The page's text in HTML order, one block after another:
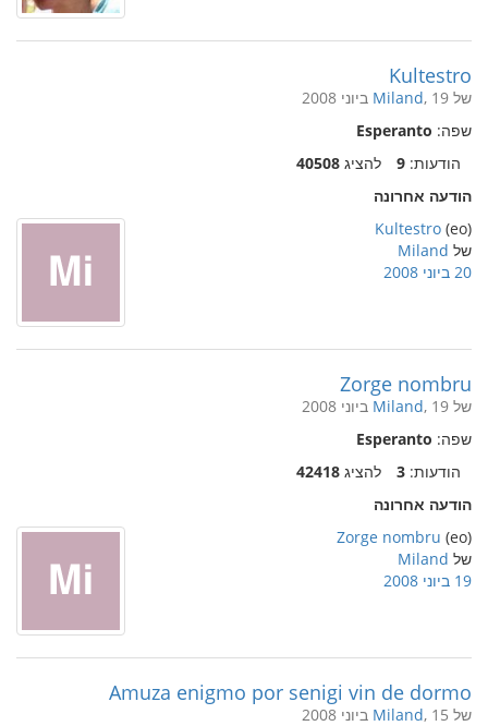
Kultestro
של Miland, 19 ביוני 2008
שפה: Esperanto
הודעות: 9 להציג 40508
הודעה אחרונה
(eo)
Kultestro
של Miland
20 ביוני 2008
Zorge nombru
של Miland, 19 ביוני 2008
שפה: Esperanto
הודעות: 3 להציג 42418
הודעה אחרונה
(eo)
Zorge nombru
של Miland
19 ביוני 2008
Amuza enigmo por senigi vin de dormo
של Miland, 15 ביוני 2008